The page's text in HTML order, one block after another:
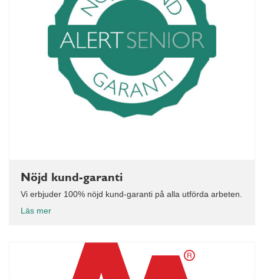
Nöjd kund-garanti
Vi erbjuder 100% nöjd kund-garanti på alla utförda arbeten.
Läs mer